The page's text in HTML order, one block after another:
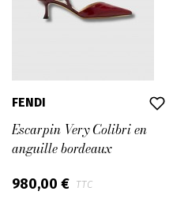
FENDI
Escarpin Very Colibri en
anguille bordeaux
980,00 € TTC